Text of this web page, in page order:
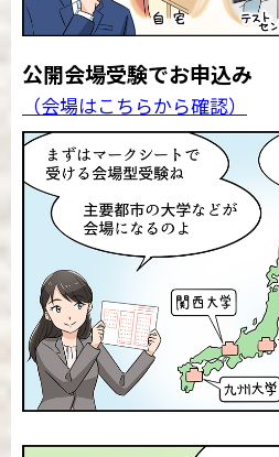
公開会場受験でお申込み
（会場はこちらから確認）